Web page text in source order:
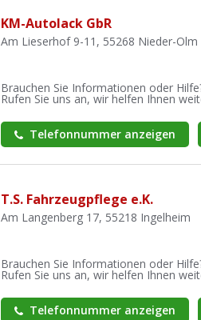
KM-Autolack GbR
Am Lieserhof 9-11, 55268 Nieder-Olm
Brauchen Sie Informationen oder
Rufen Sie uns an, wir helfen Ihnen
Telefonnummer anzeigen
T.S. Fahrzeugpflege e.K.
Am Langenberg 17, 55218 Ingelheim
Brauchen Sie Informationen oder
Rufen Sie uns an, wir helfen Ihnen
Telefonnummer anzeigen